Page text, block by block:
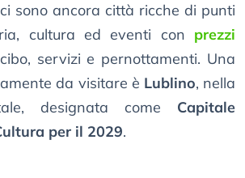
sono ancora città ricche di punti
cultura ed eventi con prezzi
servizi e pernottamenti. Una
da visitare è Lublino, nella
designata come Capitale
per il 2029.